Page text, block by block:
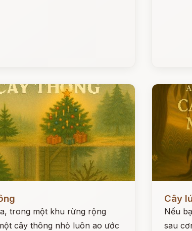
trong một khu rừng rộng
cây thông nhỏ luôn ao ước
Cây
Nếu
sau